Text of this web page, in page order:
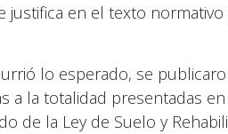
justifica en el texto
lo esperado, se
a la totalidad presentadas
de la Ley de Suelo y